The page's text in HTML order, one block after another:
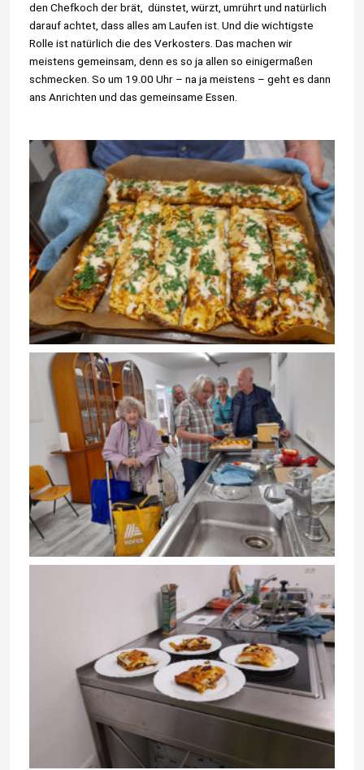
den Chefkoch der brät, dünstet, würzt, umrührt und natürlich
darauf achtet, dass alles am Laufen ist. Und die wichtigste
Rolle ist natürlich die des Verkosters. Das machen wir
meistens gemeinsam, denn es so ja allen so einigermaßen
schmecken. So um 19.00 Uhr – na ja meistens – geht es dann
ans Anrichten und das gemeinsame Essen.